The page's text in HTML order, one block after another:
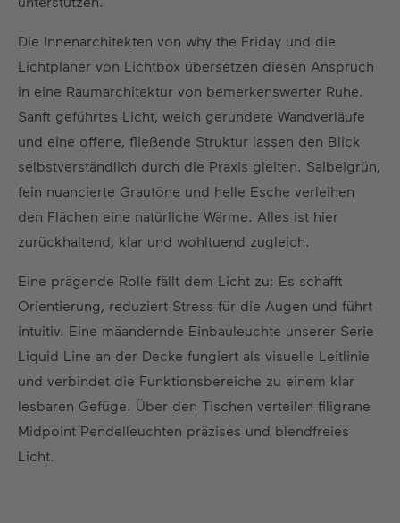
Die Innenarchitekten von why the Friday und die
Lichtplaner von Lichtbox übersetzen diesen Anspruch
in eine Raumarchitektur von bemerkenswerter Ruhe.
Sanft geführtes Licht, weich gerundete Wandverläufe
und eine offene, fließende Struktur lassen den Blick
selbstverständlich durch die Praxis gleiten. Salbeigrün,
fein nuancierte Grautöne und helle Esche verleihen
den Flächen eine natürliche Wärme. Alles ist hier
zurückhaltend, klar und wohltuend zugleich.
Eine prägende Rolle fällt dem Licht zu: Es schafft
Orientierung, reduziert Stress für die Augen und führt
intuitiv. Eine mäandernde Einbauleuchte unserer Serie
Liquid Line an der Decke fungiert als visuelle Leitlinie
und verbindet die Funktionsbereiche zu einem klar
lesbaren Gefüge. Über den Tischen verteilen filigrane
Midpoint Pendelleuchten präzises und blendfreies
Licht.